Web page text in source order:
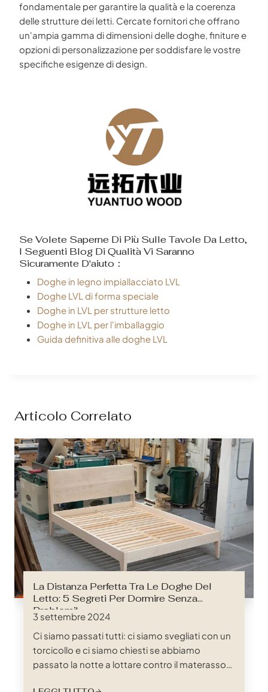
fondamentale per garantire la qualità e la coerenza
delle strutture dei letti. Cercate fornitori che offrano
un'ampia gamma di dimensioni delle doghe, finiture e
opzioni di personalizzazione per soddisfare le vostre
specifiche esigenze di design.
Se Volete Saperne Di Più Sulle Tavole Da Letto,
I Seguenti Blog Di Qualità Vi Saranno
Sicuramente D'aiuto：
Doghe in legno impiallacciato LVL
Doghe LVL di forma speciale
Doghe in LVL per strutture letto
Doghe in LVL per l'imballaggio
Guida definitiva alle doghe LVL
Articolo Correlato
La Distanza Perfetta Tra Le Doghe Del
Letto: 5 Segreti Per Dormire Senza
Problemi!
3 settembre 2024
Ci siamo passati tutti: ci siamo svegliati con un
torcicollo e ci siamo chiesti se abbiamo
passato la notte a lottare contro il materasso